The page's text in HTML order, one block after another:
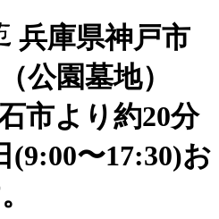
兵庫県神戸市
公園墓地）
市より約20分
(9:00〜17:30)お